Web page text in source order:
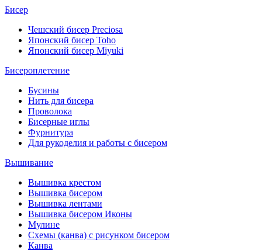
Бисер
Чешский бисер Preciosa
Японский бисер Toho
Японский бисер Miyuki
Бисероплетение
Бусины
Нить для бисера
Проволока
Бисерные иглы
Фурнитура
Для рукоделия и работы с бисером
Вышивание
Вышивка крестом
Вышивка бисером
Вышивка лентами
Вышивка бисером Иконы
Мулине
Схемы (канва) с рисунком бисером
Канва